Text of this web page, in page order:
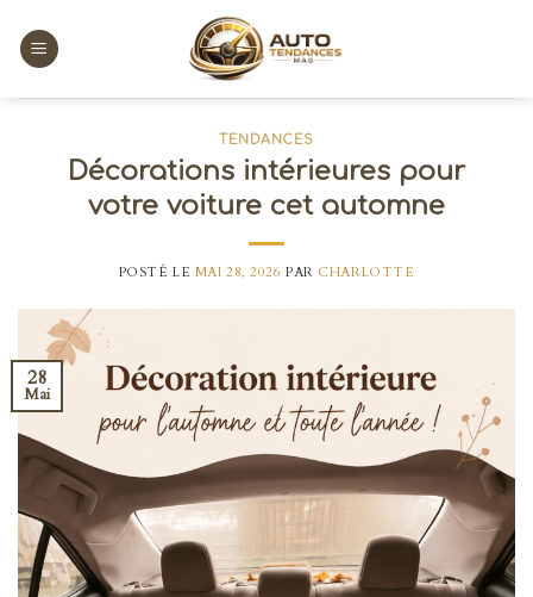
content
TENDANCES
Décorations intérieures pour
votre voiture cet automne
POSTÉ LE MAI 28, 2026 PAR CHARLOTTE
28
Mai